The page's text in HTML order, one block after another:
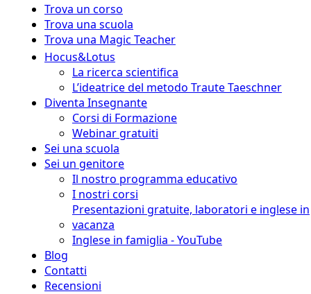
Trova un corso
Trova una scuola
Trova una Magic Teacher
Hocus&Lotus
La ricerca scientifica
L’ideatrice del metodo Traute Taeschner
Diventa Insegnante
Corsi di Formazione
Webinar gratuiti
Sei una scuola
Sei un genitore
Il nostro programma educativo
I nostri corsi
Presentazioni gratuite, laboratori e inglese in
vacanza
Inglese in famiglia - YouTube
Blog
Contatti
Recensioni